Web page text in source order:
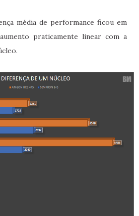
média de performance ficou em
praticamente linear com a